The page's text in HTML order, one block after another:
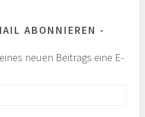
ABONNIEREN
neuen Beitrags eine E-